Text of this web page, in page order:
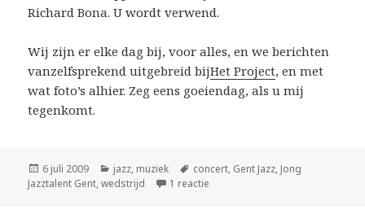
Richard Bona. U wordt verwend.
Wij zijn er elke dag bij, voor alles, en we berichten
vanzelfsprekend uitgebreid bijHet Project, en met
wat foto’s alhier. Zeg eens goeiendag, als u mij
tegenkomt.
Geplaatst
op
6 juli 2009 Categorieën
jazz, muziek Tags
concert, Gent Jazz, Jong
Jazztalent Gent,wedstrijd 1 reactie